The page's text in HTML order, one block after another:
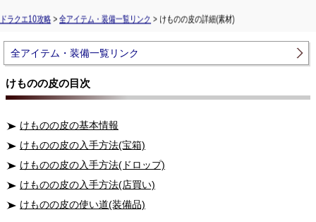
ドラクエ10攻略 > 全アイテム・装備一覧リンク > けものの皮の詳細(素材)
全アイテム・装備一覧リンク
けものの皮の目次
けものの皮の基本情報
けものの皮の入手方法(宝箱)
けものの皮の入手方法(ドロップ)
けものの皮の入手方法(店買い)
けものの皮の使い道(装備品)